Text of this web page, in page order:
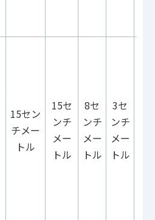
15セン
チメー
トル
15セ
ンチ
メー
トル
8セ
ンチ
メー
トル
3セ
ンチ
メー
トル